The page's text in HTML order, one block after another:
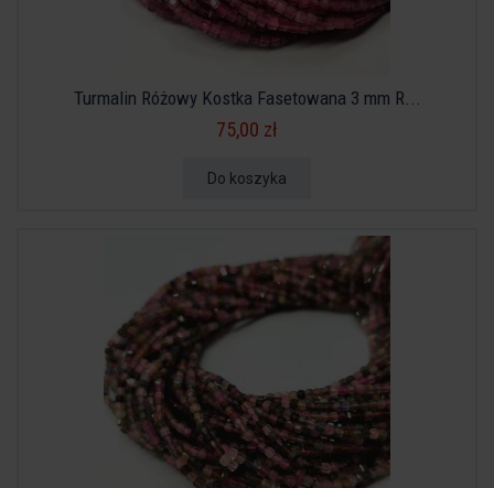
Turmalin Różowy Kostka Fasetowana 3 mm R...
75,00 zł
Do koszyka